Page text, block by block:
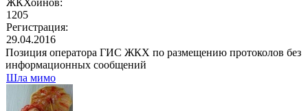
1205
Регистрация:
29.04.2016
Позиция оператора ГИС ЖКХ по размещению протоколов без
информационных сообщений
Шла мимо